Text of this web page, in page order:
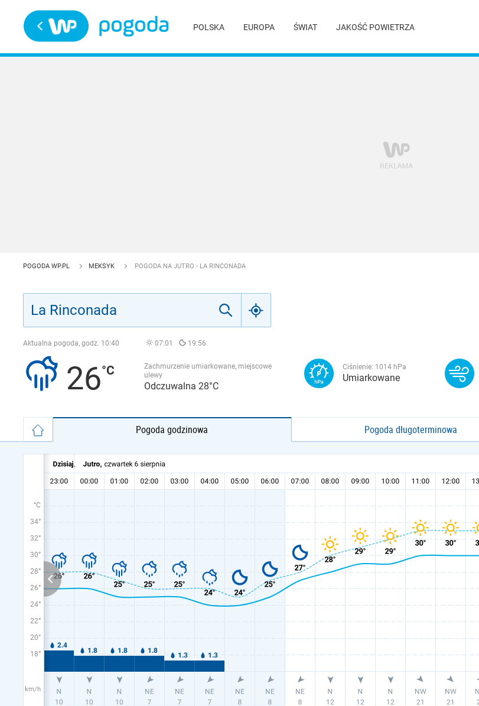
POLSKA EUROPA ŚWIAT JAKOŚĆ POWIETRZA
POGODA WP.PL MEKSYK POGODA NA JUTRO - LA RINCONADA
Aktualna pogoda, godz. 10:40 07:01 19:56
26
Zachmurzenie umiarkowane, miejscowe
ulewy
Odczuwalna 28°C
Ciśnienie: 1014 hPa
Umiarkowane
Pogoda godzinowa Pogoda długoterminowa
°C
34°
32°
30°
28°
26°
24°
22°
20°
18°
km/h